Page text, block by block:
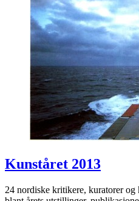
Kunståret 2013
24 nordiske kritikere, kuratorer